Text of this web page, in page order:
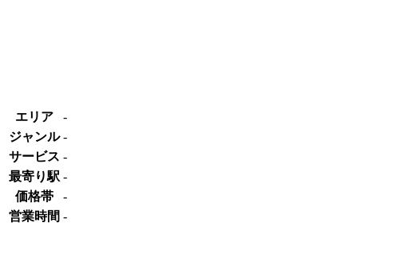
エリア
-
ジャンル -
サービス -
最寄り駅 -
価格帯
-
営業時間 -